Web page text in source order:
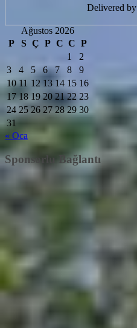
Delivered by
Ağustos 2026
P
S Ç P C C P
1
2
3
4 5 6 7 8
9
10 11 12 13 14 15 16
17 18 19 20 21 22 23
24 25 26 27 28 29 30
31
« Oca
Sponsorlu Bağlantı